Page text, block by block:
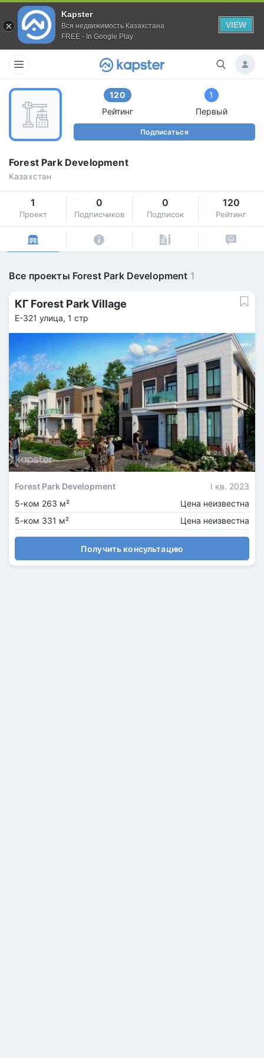
Kapster
Вся недвижимость Казахстана
FREE - In Google Play
VIEW
120
Рейтинг
1
Первый
Подписаться
Forest Park Development
Казахстан
1
Проект
0
Подписчиков
0
Подписок
120
Рейтинг
Все проекты Forest Park Development 1
КГ Forest Park Village
Е-321 улица, 1 стр
Forest Park Development
I кв. 2023
5-ком 263 м²
Цена неизвестна
5-ком 331 м²
Цена неизвестна
Получить консультацию